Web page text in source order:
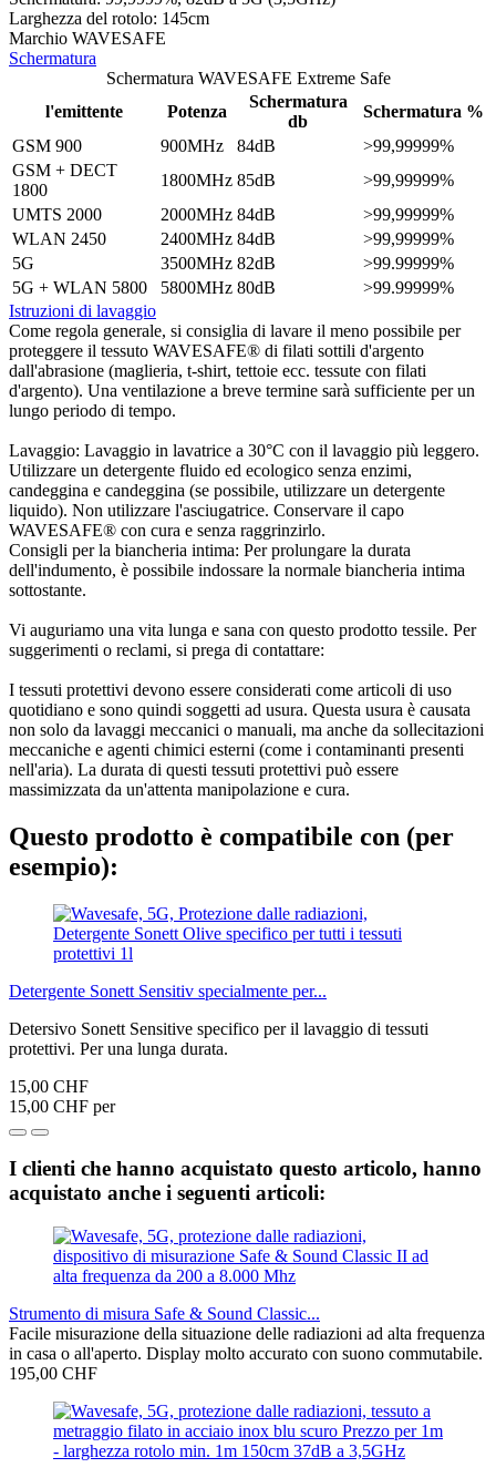
Larghezza del rotolo: 145cm
Marchio WAVESAFE
Schermatura
Schermatura WAVESAFE Extreme Safe
l'emittente
Potenza
Schermatura
db
Schermatura %
GSM 900
900MHz 84dB
>99,99999%
GSM + DECT
1800
1800MHz 85dB
>99,99999%
UMTS 2000
2000MHz 84dB
>99,99999%
WLAN 2450
2400MHz 84dB
>99,99999%
5G
3500MHz 82dB
>99.99999%
5G + WLAN 5800
5800MHz 80dB
>99.99999%
Istruzioni di lavaggio
Come regola generale, si consiglia di lavare il meno possibile per
proteggere il tessuto WAVESAFE® di filati sottili d'argento
dall'abrasione (maglieria, t-shirt, tettoie ecc. tessute con filati
d'argento). Una ventilazione a breve termine sarà sufficiente per un
lungo periodo di tempo.
Lavaggio: Lavaggio in lavatrice a 30°C con il lavaggio più leggero.
Utilizzare un detergente fluido ed ecologico senza enzimi,
candeggina e candeggina (se possibile, utilizzare un detergente
liquido). Non utilizzare l'asciugatrice. Conservare il capo
WAVESAFE® con cura e senza raggrinzirlo.
Consigli per la biancheria intima: Per prolungare la durata
dell'indumento, è possibile indossare la normale biancheria intima
sottostante.
Vi auguriamo una vita lunga e sana con questo prodotto tessile. Per
suggerimenti o reclami, si prega di contattare:
I tessuti protettivi devono essere considerati come articoli di uso
quotidiano e sono quindi soggetti ad usura. Questa usura è causata
non solo da lavaggi meccanici o manuali, ma anche da sollecitazioni
meccaniche e agenti chimici esterni (come i contaminanti presenti
nell'aria). La durata di questi tessuti protettivi può essere
massimizzata da un'attenta manipolazione e cura.
Questo prodotto è compatibile con (per
esempio):
Detergente Sonett Sensitiv specialmente per...
Detersivo Sonett Sensitive specifico per il lavaggio di tessuti
protettivi. Per una lunga durata.
15,00 CHF
15,00 CHF per
I clienti che hanno acquistato questo articolo, hanno
acquistato anche i seguenti articoli:
Strumento di misura Safe & Sound Classic...
Facile misurazione della situazione delle radiazioni ad alta frequenza
in casa o all'aperto. Display molto accurato con suono commutabile.
195,00 CHF